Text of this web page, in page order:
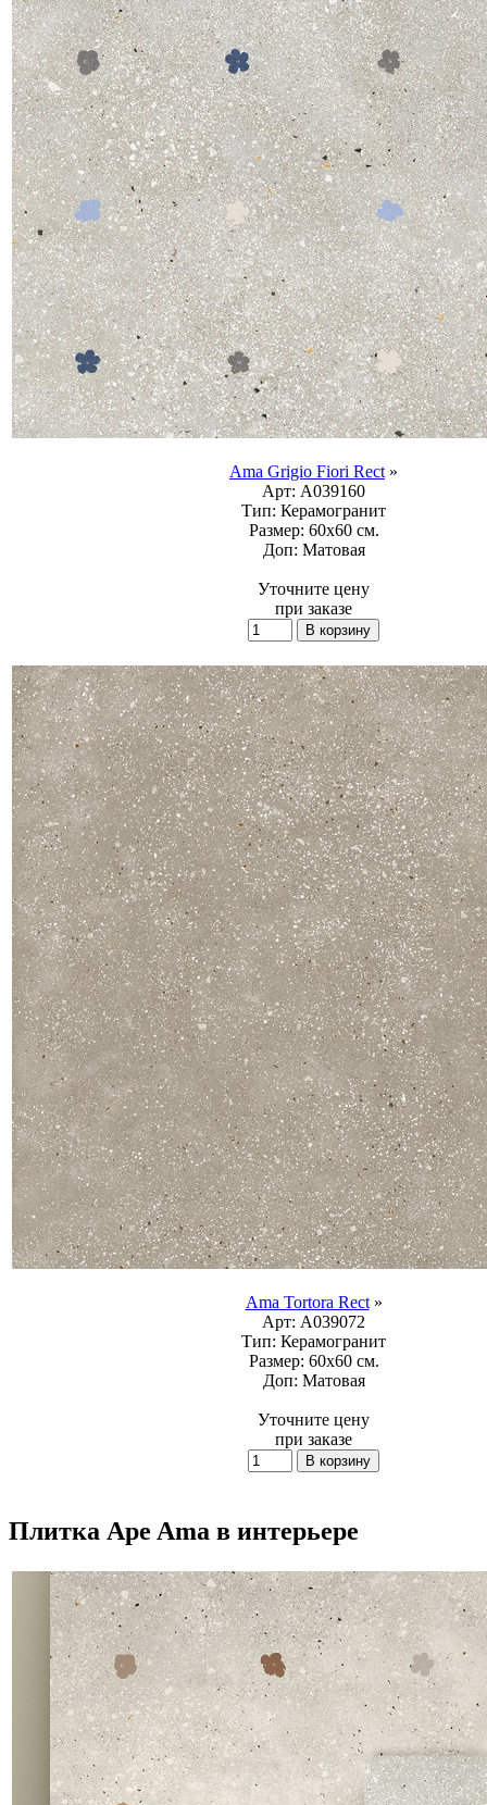
Ama Grigio Fiori Rect »
Арт: A039160
Тип: Керамогранит
Размер: 60x60 см.
Доп: Матовая
Уточните цену
при заказе
Ama Tortora Rect»
Арт: A039072
Тип: Керамогранит
Размер: 60x60 см.
Доп: Матовая
Уточните цену
при заказе
Плитка Ape Ama в интерьере